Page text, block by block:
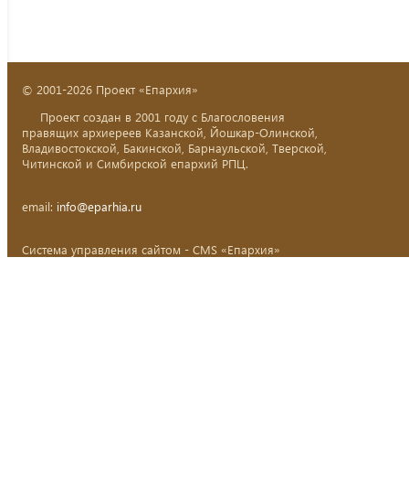
© 2001-2026 Проект «Епархия»
Проект создан в 2001 году с Благословения
правящих архиереев Казанской, Йошкар-Олинской,
Владивостокской, Бакинской, Барнаульской, Тверской,
Читинской и Симбирской епархий РПЦ.
email: info@eparhia.ru
Система управления сайтом - CMS «Епархия»